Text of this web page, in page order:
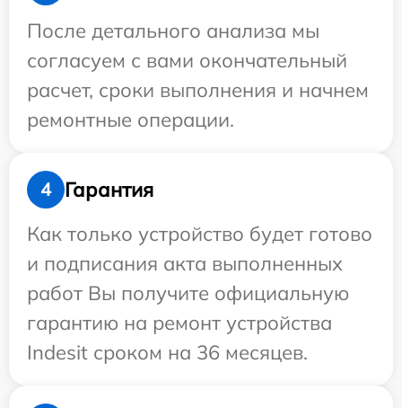
После детального анализа мы
согласуем с вами окончательный
расчет, сроки выполнения и начнем
ремонтные операции.
4
Гарантия
Как только устройство будет готово
и подписания акта выполненных
работ Вы получите официальную
гарантию на ремонт устройства
Indesit сроком на 36 месяцев.